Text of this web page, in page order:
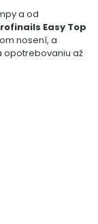
a od
Easy Top
nosení, a
opotrebovaniu až